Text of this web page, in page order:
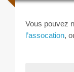
Training /
Vous pouvez
l’assocation,